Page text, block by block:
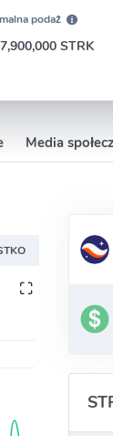
podaż
STRK
Media